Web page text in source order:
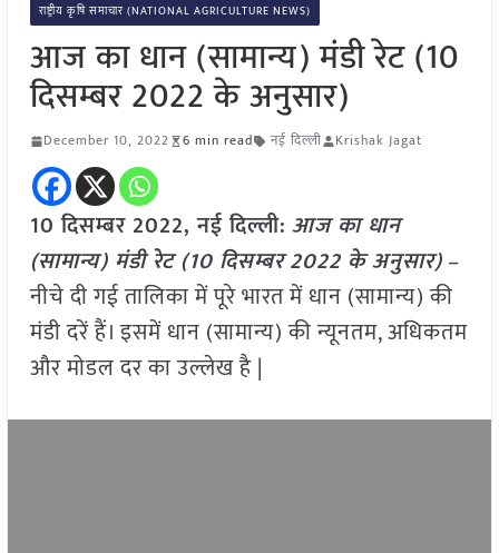
राष्ट्रीय कृषि समाचार (NATIONAL AGRICULTURE NEWS)
आज का धान (सामान्य) मंडी रेट (10
दिसम्बर 2022 के अनुसार)
December 10, 2022 6 min read नई दिल्ली Krishak Jagat
10 दिसम्बर 2022, नई दिल्ली: आज का धान
(सामान्य) मंडी रेट (10 दिसम्बर2022 के अनुसार)–
नीचे दी गई तालिका में पूरे भारत में धान (सामान्य) की
मंडी दरें हैं। इसमें धान (सामान्य) की न्यूनतम, अधिकतम
और मोडल दर का उल्लेख है |